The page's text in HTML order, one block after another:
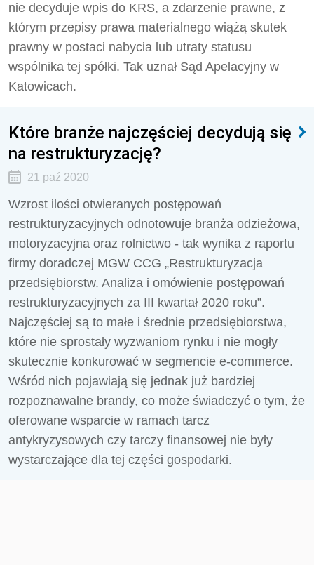
nie decyduje wpis do KRS, a zdarzenie prawne, z
którym przepisy prawa materialnego wiążą skutek
prawny w postaci nabycia lub utraty statusu
wspólnika tej spółki. Tak uznał Sąd Apelacyjny w
Katowicach.
Które branże najczęściej decydują się
na restrukturyzację?
21 paź 2020
Wzrost ilości otwieranych postępowań
restrukturyzacyjnych odnotowuje branża odzieżowa,
motoryzacyjna oraz rolnictwo - tak wynika z raportu
firmy doradczej MGW CCG „Restrukturyzacja
przedsiębiorstw. Analiza i omówienie postępowań
restrukturyzacyjnych za III kwartał 2020 roku”.
Najczęściej są to małe i średnie przedsiębiorstwa,
które nie sprostały wyzwaniom rynku i nie mogły
skutecznie konkurować w segmencie e-commerce.
Wśród nich pojawiają się jednak już bardziej
rozpoznawalne brandy, co może świadczyć o tym, że
oferowane wsparcie w ramach tarcz
antykryzysowych czy tarczy finansowej nie były
wystarczające dla tej części gospodarki.